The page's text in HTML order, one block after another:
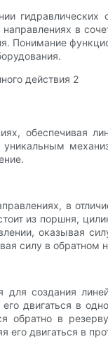
гидравлических
в
обеспечивая
уникальным
в
из поршня,
оказывая
силу в обратном
для создания
двигаться в
в
двигаться в